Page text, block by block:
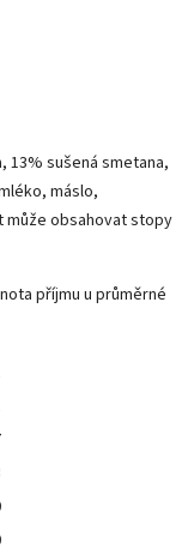
13% sušená smetana,
máslo,
může obsahovat stopy
příjmu u průměrné